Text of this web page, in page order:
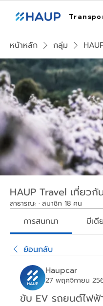
หน้าหลัก กลุ่ม
HAUP Travel เที่ยว
สาธารณะ · สมาชิก 18 คน
การสนทนา มีเดีย
ย้อนกลับ
Haupcar
27 พฤศจิกายน
ขับ EV รถยนต์ไฟฟ้